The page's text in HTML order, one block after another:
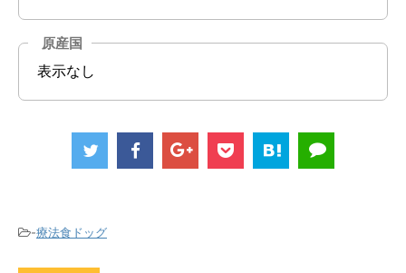
原産国
表示なし
-療法食ドッグ